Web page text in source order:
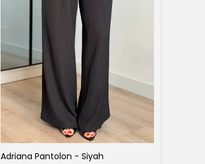
Adriana Pantolon - Siyah